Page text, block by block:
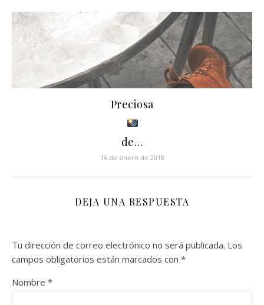
Preciosa
de…
16 de enero de 2018
DEJA UNA RESPUESTA
Tu dirección de correo electrónico no será publicada. Los
campos obligatorios están marcados con *
Nombre *